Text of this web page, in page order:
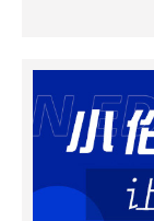
现出出众的语言天